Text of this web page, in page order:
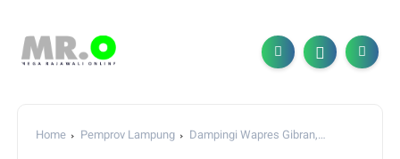
Home Pemprov Lampung
Dampingi Wapres Gibran,